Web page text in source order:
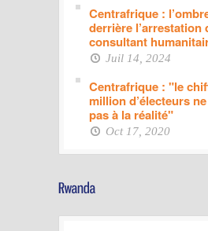
Centrafrique :
derrière l’arrestation
consultant
Juil 14, 2024
Centrafrique : "le
million d’électeurs
pas à la réalité"
Oct 17, 2020